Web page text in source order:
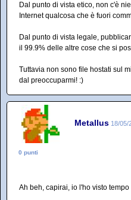
Dal punto di vista etico, non c'è
Internet qualcosa che è fuori
Dal punto di vista legale,
il 99.9% delle altre cose che si
Tuttavia non sono file hostati sul
dal preoccuparmi! :)
Metallus 18/05/
0 punti
Ah beh, capirai, io l'ho visto